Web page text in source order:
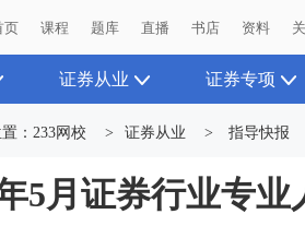
页 课程 题库 直播 书店 资料
证券从业 证券专项
： 233网校 > 证券从业 > 指导快报
5月证券行业专